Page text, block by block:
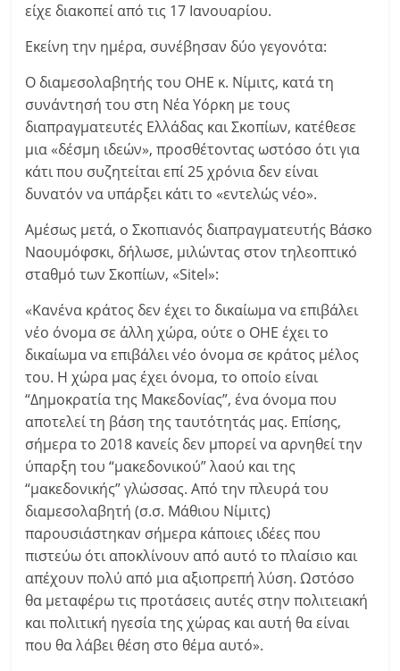
είχε διακοπεί από τις 17 Ιανουαρίου.
Εκείνη την ημέρα, συνέβησαν δύο γεγονότα:
Ο διαμεσολαβητής του ΟΗΕ κ. Νίμιτς, κατά τη
συνάντησή του στη Νέα Υόρκη με τους
διαπραγματευτές Ελλάδας και Σκοπίων, κατέθεσε
μια «δέσμη ιδεών», προσθέτοντας ωστόσο ότι για
κάτι που συζητείται επί 25 χρόνια δεν είναι
δυνατόν να υπάρξει κάτι το «εντελώς νέο».
Αμέσως μετά, ο Σκοπιανός διαπραγματευτής Βάσκο
Ναουμόφσκι, δήλωσε, μιλώντας στον τηλεοπτικό
σταθμό των Σκοπίων, «Sitel»:
«Κανένα κράτος δεν έχει το δικαίωμα να επιβάλει
νέο όνομα σε άλλη χώρα, ούτε ο ΟΗΕ έχει το
δικαίωμα να επιβάλει νέο όνομα σε κράτος μέλος
του. Η χώρα μας έχει όνομα, το οποίο είναι
“Δημοκρατία της Μακεδονίας”, ένα όνομα που
αποτελεί τη βάση της ταυτότητάς μας. Επίσης,
σήμερα το 2018 κανείς δεν μπορεί να αρνηθεί την
ύπαρξη του “μακεδονικού” λαού και της
“μακεδονικής” γλώσσας. Από την πλευρά του
διαμεσολαβητή (σ.σ. Μάθιου Νίμιτς)
παρουσιάστηκαν σήμερα κάποιες ιδέες που
πιστεύω ότι αποκλίνουν από αυτό το πλαίσιο και
απέχουν πολύ από μια αξιοπρεπή λύση. Ωστόσο
θα μεταφέρω τις προτάσεις αυτές στην πολιτειακή
και πολιτική ηγεσία της χώρας και αυτή θα είναι
που θα λάβει θέση στο θέμα αυτό».